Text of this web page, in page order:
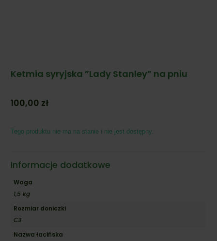
Ketmia syryjska ”Lady Stanley” na pniu
100,00 zł
Tego produktu nie ma na stanie i nie jest dostępny.
Informacje dodatkowe
Waga
1,5 kg
Rozmiar doniczki
C3
Nazwa łacińska